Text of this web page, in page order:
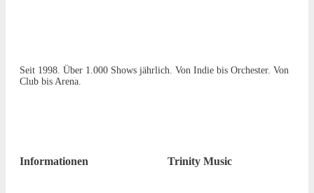
Seit 1998. Über 1.000 Shows jährlich. Von Indie bis Orchester. Von
Club bis Arena.
Informationen Trinity Music